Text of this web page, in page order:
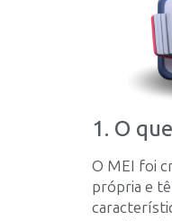
1. O
O MEI foi
própria e